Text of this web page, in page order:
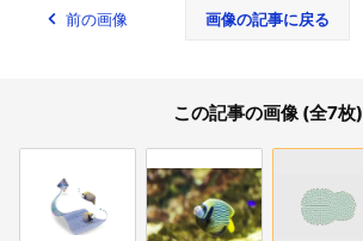
前の画像 画像の記事に戻る
この記事の画像 (全7枚)